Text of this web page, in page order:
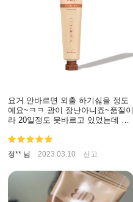
요거 안바르면 외출 하기싫을 정도
예요~ㅋㅋ 광이 장난아니죠~품절이
라 20일정도 못바르고 있었는데 거
공구할때가 확실히 저렴하네요~ 저
는 한개애 사만원애 구매했었는데
왜 공구들 기다리나 이해백배~ 블랑
두부 만만세~~ㅋㅋㅋ
정** 님 2023.03.10 신고